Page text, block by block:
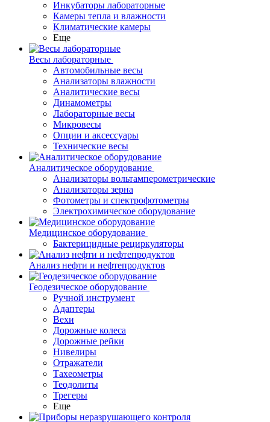
Инкубаторы лабораторные
Камеры тепла и влажности
Климатические камеры
Еще
Весы лабораторные
Автомобильные весы
Анализаторы влажности
Аналитические весы
Динамометры
Лабораторные весы
Микровесы
Опции и аксессуары
Технические весы
Аналитическое оборудование
Анализаторы вольтамперометрические
Анализаторы зерна
Фотометры и спектрофотометры
Электрохимическое оборудование
Медицинское оборудование
Бактерицидные рециркуляторы
Анализ нефти и нефтепродуктов
Геодезическое оборудование
Ручной инструмент
Адаптеры
Вехи
Дорожные колеса
Дорожные рейки
Нивелиры
Отражатели
Тахеометры
Теодолиты
Трегеры
Еще